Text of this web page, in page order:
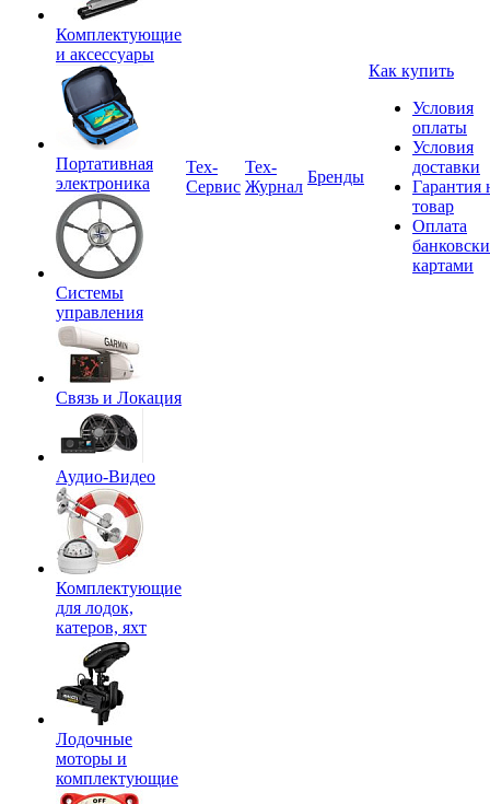
Комплектующие
и аксессуары
Портативная
электроника
Системы
управления
Связь и Локация
Аудио-Видео
Комплектующие
для лодок,
катеров, яхт
Лодочные
моторы и
комплектующие
Tex-
Сервис
Тех-
Журнал
Бренды
Как купить
Условия
оплаты
Условия
доставки
Гарантия
товар
Оплата
картами